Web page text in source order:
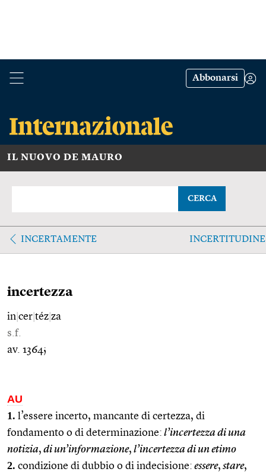
Abbonarsi
IL NUOVO DE MAURO
CERCA
INCERTAMENTE INCERTITUDINE
incertezza
in cer téz za
s.f.
av. 1364;
AU
1. l’essere incerto, mancante di certezza, di
fondamento o di determinazione: l’incertezza di una
notizia, di un’informazione, l’incertezza di un etimo
2. condizione di dubbio o di indecisione: essere, stare,